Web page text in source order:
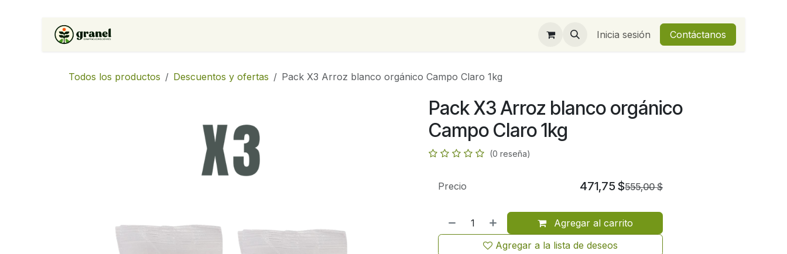
Ir al contenido
Inicia sesión Contáctanos
Todos los productos Descuentos y ofertas Pack X3 Arroz blanco orgánico Campo Claro 1kg
Pack X3 Arroz blanco orgánico
Campo Claro 1kg
(0 reseña)
Agregar al carrito
Agregar a la lista de deseos
Precio 471,75 $555,00$